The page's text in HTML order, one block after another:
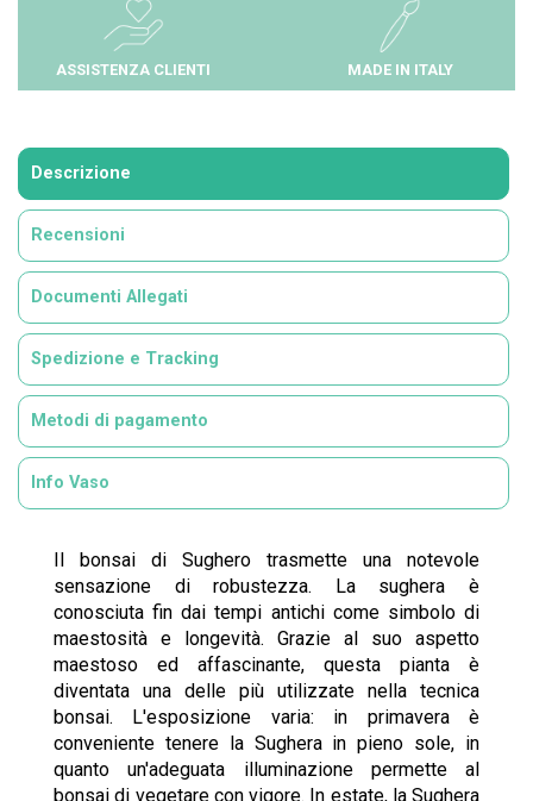
ASSISTENZA CLIENTI MADE IN ITALY
Descrizione
Recensioni
Documenti Allegati
Spedizione e Tracking
Metodi di pagamento
Info Vaso
Il bonsai di Sughero trasmette una notevole
sensazione di robustezza. La sughera è
conosciuta fin dai tempi antichi come simbolo di
maestosità e longevità. Grazie al suo aspetto
maestoso ed affascinante, questa pianta è
diventata una delle più utilizzate nella tecnica
bonsai. L'esposizione varia: in primavera è
conveniente tenere la Sughera in pieno sole, in
quanto un'adeguata illuminazione permette al
bonsai di vegetare con vigore. In estate, la Sughera